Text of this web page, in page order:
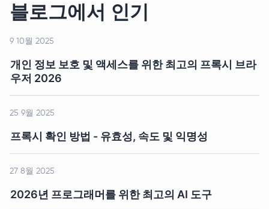
블로그에서 인기
9 10월 2025
개인 정보 보호 및 액세스를 위한 최고의 프록시 브라
우저 2026
25 9월 2025
프록시 확인 방법 - 유효성, 속도 및 익명성
27 8월 2025
2026년 프로그래머를 위한 최고의 AI 도구